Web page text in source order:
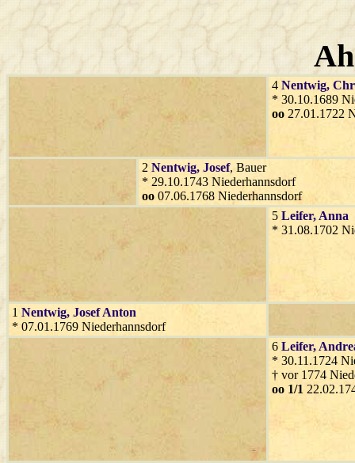
4 Nentwig,
* 30.10.1689
oo 27.01.1722
2 Nentwig, Josef, Bauer
* 29.10.1743 Niederhannsdorf
oo 07.06.1768 Niederhannsdorf
5 Leifer, Anna
* 31.08.1702
1 Nentwig, Josef Anton
* 07.01.1769 Niederhannsdorf
6 Leifer,
* 30.11.1724
† vor 1774
oo 1/1